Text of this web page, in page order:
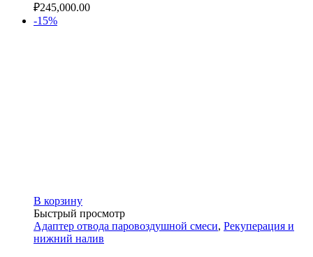
₽245,000.00
-15%
В корзину
Быстрый просмотр
Адаптер отвода паровоздушной смеси, Рекуперация и
нижний налив